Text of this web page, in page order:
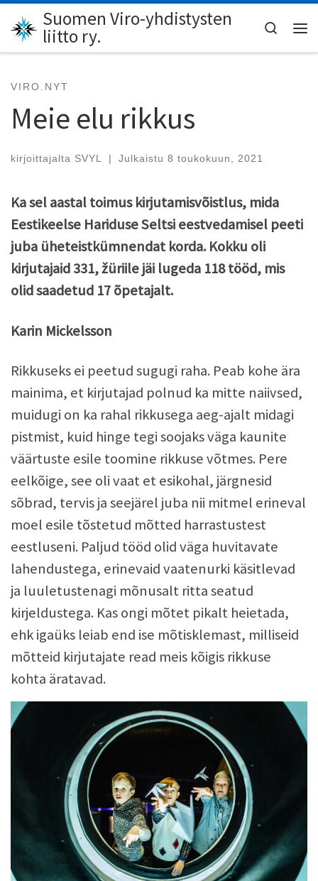
Skip to content
Suomen Viro-yhdistysten
liitto ry.
Search
VIRO.NYT
Meie elu rikkus
kirjoittajalta SVYL | Julkaistu 8 toukokuun, 2021
Ka sel aastal toimus kirjutamisvõistlus, mida
Eestikeelse Hariduse Seltsi eestvedamisel peeti
juba üheteistkümnendat korda. Kokku oli
kirjutajaid 331, žüriile jäi lugeda 118 tööd, mis
olid saadetud 17 õpetajalt.
Karin Mickelsson
Rikkuseks ei peetud sugugi raha. Peab kohe ära
mainima, et kirjutajad polnud ka mitte naiivsed,
muidugi on ka rahal rikkusega aeg-ajalt midagi
pistmist, kuid hinge tegi soojaks väga kaunite
väärtuste esile toomine rikkuse võtmes. Pere
eelkõige, see oli vaat et esikohal, järgnesid
sõbrad, tervis ja seejärel juba nii mitmel erineval
moel esile tõstetud mõtted harrastustest
eestluseni. Paljud tööd olid väga huvitavate
lahendustega, erinevaid vaatenurki käsitlevad
ja luuletustenagi mõnusalt ritta seatud
kirjeldustega. Kas ongi mõtet pikalt heietada,
ehk igaüks leiab end ise mõtisklemast, milliseid
mõtteid kirjutajate read meis kõigis rikkuse
kohta äratavad.